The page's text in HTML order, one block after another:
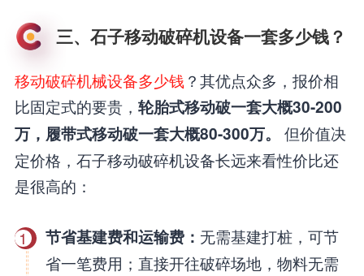
三、石子移动破碎机设备一套多少钱？
移动破碎机械设备多少钱 ？其优点众多，报价相
比固定式的要贵， 轮胎式移动破一套大概30-200
万，履带式移动破一套大概80-300万。
但价值决
定价格，石子移动破碎机设备长远来看性价比还
是很高的：
1 节省基建费和运输费： 无需基建打桩，可节
省一笔费用；直接开往破碎场地，物料无需